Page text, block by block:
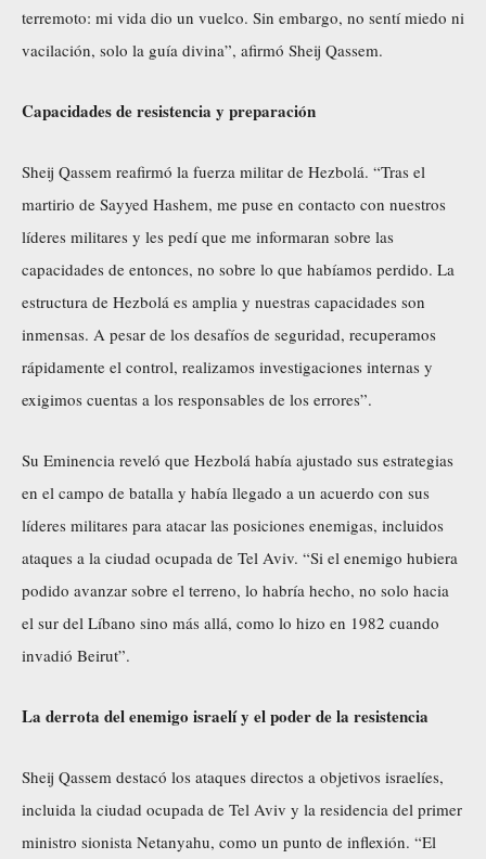
terremoto: mi vida dio un vuelco. Sin embargo, no sentí miedo ni
vacilación, solo la guía divina”, afirmó Sheij Qassem.
Capacidades de resistencia y preparación
Sheij Qassem reafirmó la fuerza militar de Hezbolá. “Tras el
martirio de Sayyed Hashem, me puse en contacto con nuestros
líderes militares y les pedí que me informaran sobre las
capacidades de entonces, no sobre lo que habíamos perdido. La
estructura de Hezbolá es amplia y nuestras capacidades son
inmensas. A pesar de los desafíos de seguridad, recuperamos
rápidamente el control, realizamos investigaciones internas y
exigimos cuentas a los responsables de los errores”.
Su Eminencia reveló que Hezbolá había ajustado sus estrategias
en el campo de batalla y había llegado a un acuerdo con sus
líderes militares para atacar las posiciones enemigas, incluidos
ataques a la ciudad ocupada de Tel Aviv. “Si el enemigo hubiera
podido avanzar sobre el terreno, lo habría hecho, no solo hacia
el sur del Líbano sino más allá, como lo hizo en 1982 cuando
invadió Beirut”.
La derrota del enemigo israelí y el poder de la resistencia
Sheij Qassem destacó los ataques directos a objetivos israelíes,
incluida la ciudad ocupada de Tel Aviv y la residencia del primer
ministro sionista Netanyahu, como un punto de inflexión. “El